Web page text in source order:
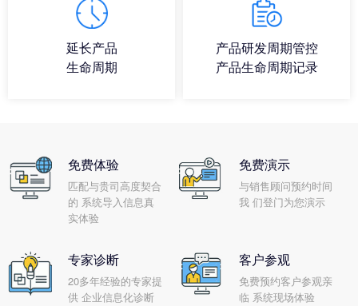
延长产品
生命周期
产品研发周期管控
产品生命周期记录
免费体验
匹配与贵司高度契合
的 系统导入信息真
实体验
免费演示
与销售顾问预约时间
我 们登门为您演示
专家诊断
20多年经验的专家提
供 企业信息化诊断
客户参观
免费预约客户参观亲
临 系统现场体验